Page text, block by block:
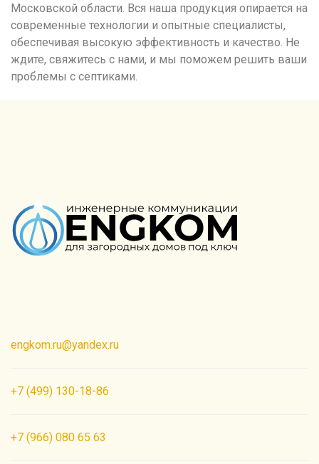
Московской области. Вся наша продукция опирается на
современные технологии и опытные специалисты,
обеспечивая высокую эффективность и качество. Не
ждите, свяжитесь с нами, и мы поможем решить ваши
проблемы с септиками.
engkom.ru@yandex.ru
+7 (499) 130-18-86
+7 (966) 080 65 63